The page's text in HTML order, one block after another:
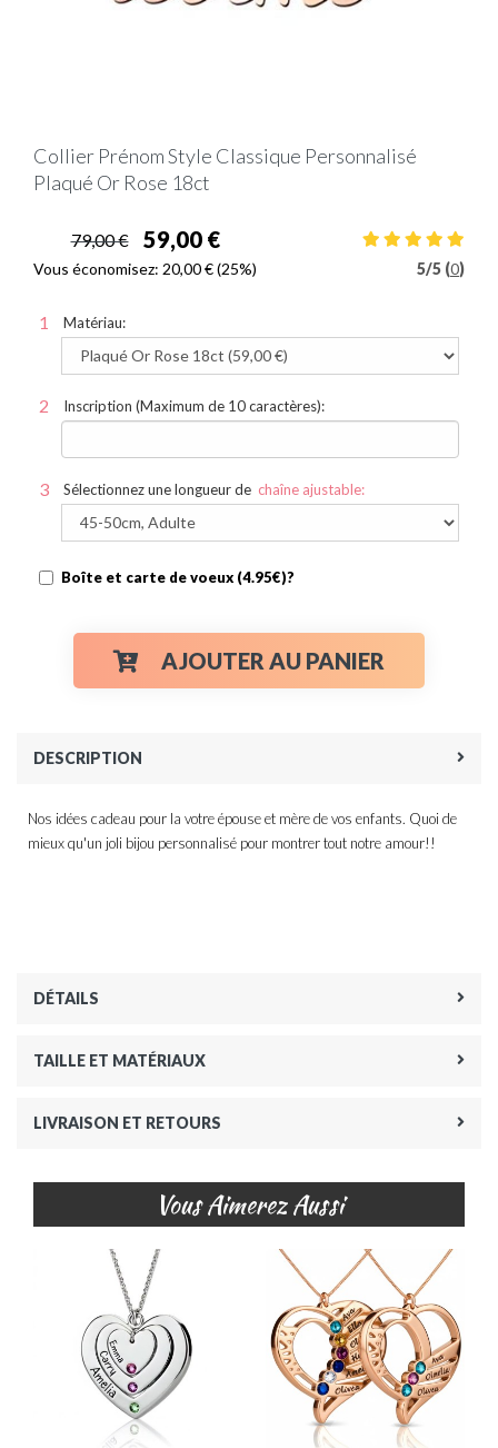
Collier Prénom Style Classique Personnalisé
Plaqué Or Rose 18ct
79,00 € 59,00 €
Vous économisez: 20,00 €(25%) 5/5 (0)
Matériau:
Inscription (Maximum de 10 caractères):
Sélectionnez une longueur de chaîne ajustable:
Boîte et carte de voeux (4.95€)?
AJOUTER AU PANIER
DESCRIPTION
Nos idées cadeau pour la votre épouse et mère de vos enfants. Quoi de
mieux qu'un joli bijou personnalisé pour montrer tout notre amour!!
DÉTAILS
TAILLE ET MATÉRIAUX
LIVRAISON ET RETOURS
Vous Aimerez Aussi